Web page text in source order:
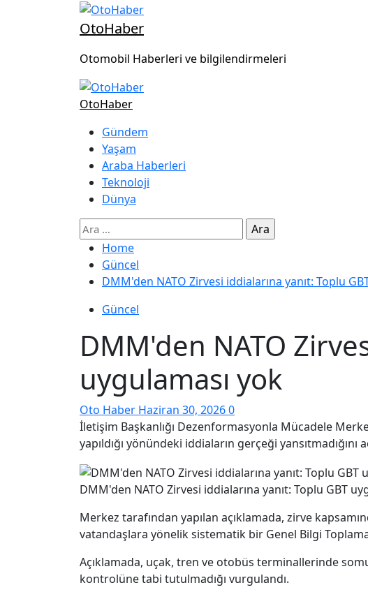
OtoHaber
Otomobil Haberleri ve bilgilendirmeleri
OtoHaber
Gündem
Yaşam
Araba Haberleri
Teknoloji
Dünya
Home
Güncel
DMM'den NATO Zirvesi iddialarına yanıt: Toplu
Güncel
DMM'den NATO
uygulaması yok
Oto Haber Haziran 30, 20260
İletişim Başkanlığı Dezenformasyonla Mücadele
yapıldığı yönündeki iddiaların gerçeği yansıtmadığını
DMM'den NATO Zirvesi iddialarına yanıt: Toplu GBT
Merkez tarafından yapılan açıklamada, zirve
vatandaşlara yönelik sistematik bir Genel Bilgi
Açıklamada, uçak, tren ve otobüs terminallerinde
kontrolüne tabi tutulmadığı vurgulandı.